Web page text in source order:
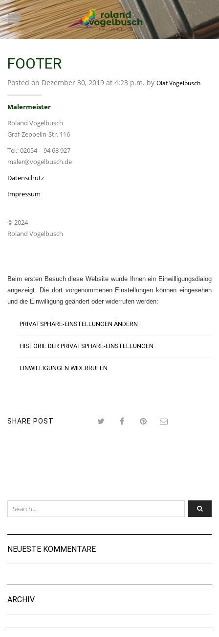
FOOTER
Posted on Dezember 30, 2019 at 4:23 p.m. by Olaf Vogelbusch
Malermeister
Roland Vogelbusch
Graf-Zeppelin-Str. 116
Tel.: 02054 – 94 68 927
maler@vogelbusch.de
Datenschutz
Impressum
© 2024
Roland Vogelbusch
Beim ersten Besuch diese Website wurde Ihnen ein Einwilligungsdialog
angezeigt. Die dort vorgenommenen Einstellungen können eingesehen
und die Einwilligung geändert oder widerrufen werden:
PRIVATSPHÄRE-EINSTELLUNGEN ÄNDERN
HISTORIE DER PRIVATSPHÄRE-EINSTELLUNGEN
EINWILLIGUNGEN WIDERRUFEN
SHARE POST
NEUESTE KOMMENTARE
ARCHIV